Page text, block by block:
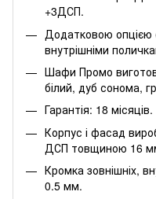
+3ДСП.
Додатковою
внутрішніми
Шафи Промо
білий, дуб сонома,
Гарантія: 18 місяців.
Корпус і фасад
ДСП товщиною 16
Кромка зовнішніх,
0.5 мм.